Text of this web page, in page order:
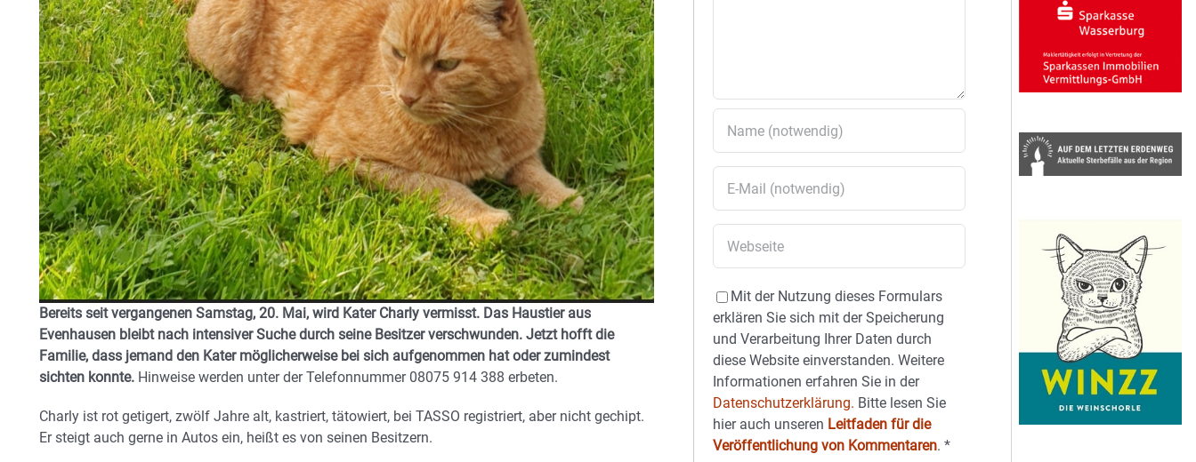
Bereits seit vergangenen Samstag, 20. Mai, wird Kater Charly vermisst. Das Haustier aus
Evenhausen bleibt nach intensiver Suche durch seine Besitzer verschwunden. Jetzt hofft die
Familie, dass jemand den Kater möglicherweise bei sich aufgenommen hat oder zumindest
sichten konnte. Hinweise werden unter der Telefonnummer 08075 914 388 erbeten.
Charly ist rot getigert, zwölf Jahre alt, kastriert, tätowiert, bei TASSO registriert, aber nicht gechipt.
Er steigt auch gerne in Autos ein, heißt es von seinen Besitzern.
Mit der Nutzung dieses Formulars
erklären Sie sich mit der Speicherung
und Verarbeitung Ihrer Daten durch
diese Website einverstanden. Weitere
Informationen erfahren Sie in der
Datenschutzerklärung. Bitte lesen Sie
hier auch unseren Leitfaden für die
Veröffentlichung von Kommentaren.*